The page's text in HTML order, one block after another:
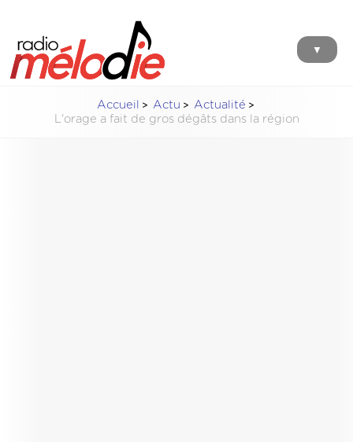
▼
Accueil Actu
Actualité
L'orage a fait de gros dégâts dans la région